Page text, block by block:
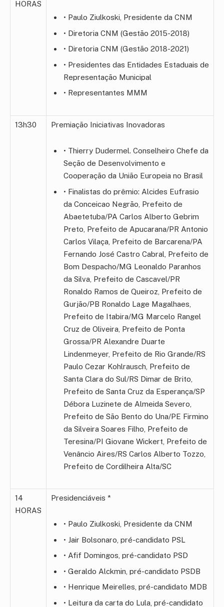
HORAS
• Paulo Ziulkoski, Presidente da CNM
• Diretoria CNM (Gestão 2015-2018)
• Diretoria CNM (Gestão 2018-2021)
• Presidentes das Entidades Estaduais de
Representação Municipal
• Representantes MMM
13h30 Premiação Iniciativas Inovadoras
• Thierry Dudermel. Conselheiro Chefe da
Seção de Desenvolvimento e
Cooperação da União Europeia no Brasil
• Finalistas do prêmio: Alcides Eufrasio
da Conceicao Negrão, Prefeito de
Abaetetuba/PA Carlos Alberto Gebrim
Preto, Prefeito de Apucarana/PR Antonio
Carlos Vilaça, Prefeito de Barcarena/PA
Fernando José Castro Cabral, Prefeito de
Bom Despacho/MG Leonaldo Paranhos
da Silva, Prefeito de Cascavel/PR
Ronaldo Ramos de Queiroz, Prefeito de
Gurjão/PB Ronaldo Lage Magalhaes,
Prefeito de Itabira/MG Marcelo Rangel
Cruz de Oliveira, Prefeito de Ponta
Grossa/PR Alexandre Duarte
Lindenmeyer, Prefeito de Rio Grande/RS
Paulo Cezar Kohlrausch, Prefeito de
Santa Clara do Sul/RS Dimar de Brito,
Prefeito de Santa Cruz da Esperança/SP
Débora Luzinete de Almeida Severo,
Prefeito de São Bento do Una/PE Firmino
da Silveira Soares Filho, Prefeito de
Teresina/PI Giovane Wickert, Prefeito de
Venâncio Aires/RS Carlos Alberto Tozzo,
Prefeito de Cordilheira Alta/SC
14
HORAS
Presidenciáveis *
• Paulo Ziulkoski, Presidente da CNM
• Jair Bolsonaro, pré-candidato PSL
• Afif Domingos, pré-candidato PSD
• Geraldo Alckmin, pré-candidato PSDB
• Henrique Meirelles, pré-candidato MDB
• Leitura da carta do Lula, pré-candidato